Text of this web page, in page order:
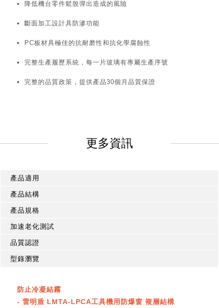
降低機台零件鬆脫彈出造成的風險
斷面加工設計具防滲功能
PC板材具極佳的抗耐磨性和抗化學腐蝕性
完整生產履歷系統，每一片玻璃有專屬生產序號
完整的品質政策，提供產品30個月品質保證
更多資訊
產品適用
產品結構
產品規格
加速老化測試
品質認證
型錄瀏覽
防止冷凝結霧
- 雷明盾 LMTA-LPCA工具機用防爆窗 複層結構